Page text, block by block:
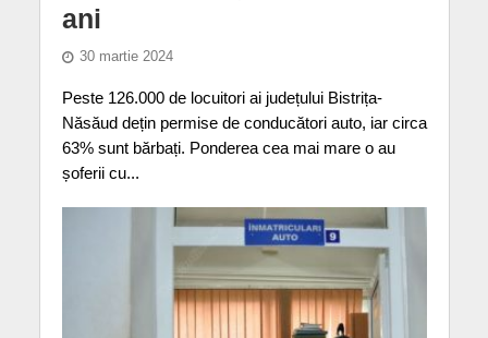
ani
30 martie 2024
Peste 126.000 de locuitori ai județului Bistrița-
Năsăud dețin permise de conducători auto, iar circa
63% sunt bărbați. Ponderea cea mai mare o au
șoferii cu...